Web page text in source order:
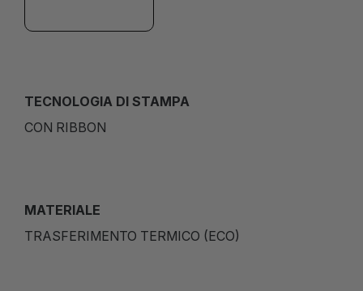
TECNOLOGIA DI STAMPA
CON RIBBON
MATERIALE
TRASFERIMENTO TERMICO (ECO)